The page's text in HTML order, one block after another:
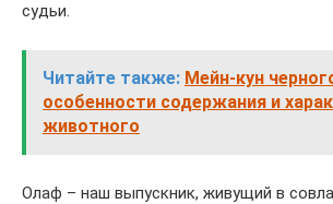
судьи.
Читайте также: Мейн-кун
особенности содержания и
животного
Олаф – наш выпускник, живущий в